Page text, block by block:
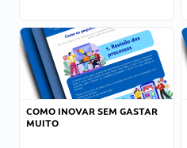
COMO INOVAR SEM GASTAR
MUITO